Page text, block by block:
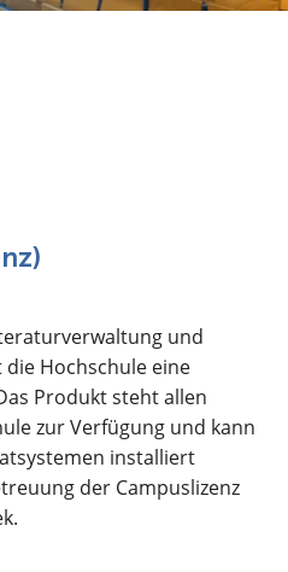
und
Hochschule eine
Produkt steht allen
zur Verfügung und kann
installiert
der Campuslizenz